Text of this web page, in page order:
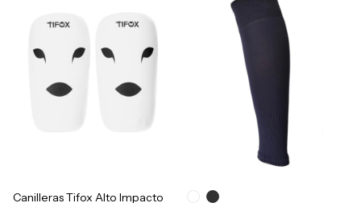
Canilleras Tifox Alto Impacto